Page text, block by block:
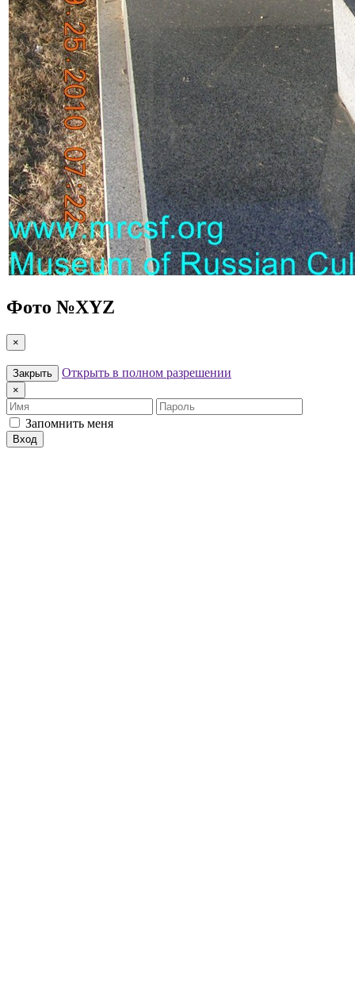
Фото №XYZ
×
Закрыть Открыть в полном разрешении
×
Имя
Пароль
Запомнить меня
Вход